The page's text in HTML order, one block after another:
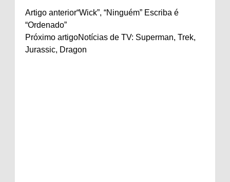
Artigo anterior“Wick”, “Ninguém” Escriba é
“Ordenado”
Próximo artigoNotícias de TV: Superman, Trek,
Jurassic, Dragon